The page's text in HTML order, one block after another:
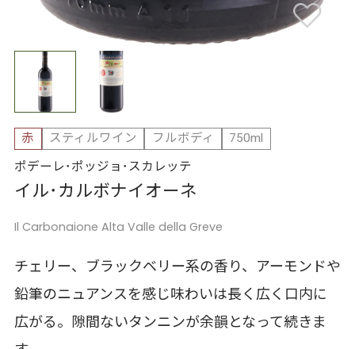
赤 スティルワイン フルボディ
750ml
ポデーレ･ポッジョ･スカレッテ
イル･カルボナイオーネ
Il Carbonaione Alta Valle della Greve
チェリー、ブラックベリー系の香り、アーモンドや
鉛筆のニュアンスを感じ味わいは長く広く口内に
広がる。隙間ないタンニンが余韻となって続きま